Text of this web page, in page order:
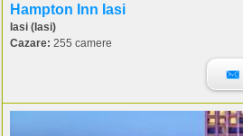
Hampton Inn Iasi
Iasi (Iasi)
Cazare: 255 camere